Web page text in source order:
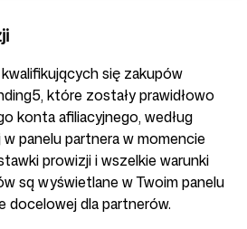
się zakupów
które zostały prawidłowo
konta afiliacyjnego, według
panelu partnera w momencie
prowizji i wszelkie warunki
są wyświetlane w Twoim panelu
docelowej dla partnerów.